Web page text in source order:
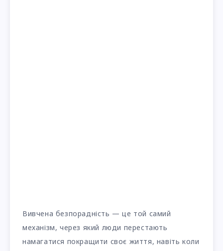
Вивчена безпорадність — це той самий
механізм, через який люди перестають
намагатися покращити своє життя, навіть коли